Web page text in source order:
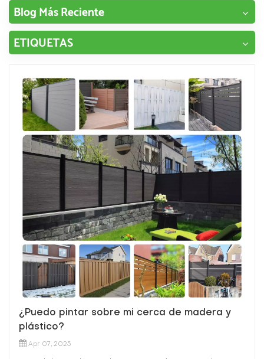
Blog Más Reciente
ETIQUETAS
¿Puedo pintar sobre mi cerca de madera y
plástico?
Apr 07, 2025